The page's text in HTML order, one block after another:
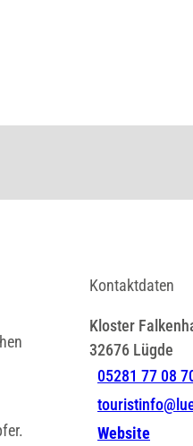
Kontaktdaten
Kloster
32676 Lügde
05281 77 08
Website